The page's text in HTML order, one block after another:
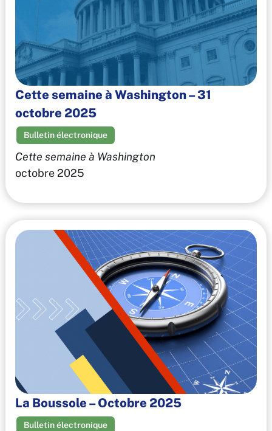
Cette semaine à Washington – 31
octobre 2025
Bulletin électronique
Cette semaine à Washington
octobre 2025
La Boussole – Octobre 2025
Bulletin électronique